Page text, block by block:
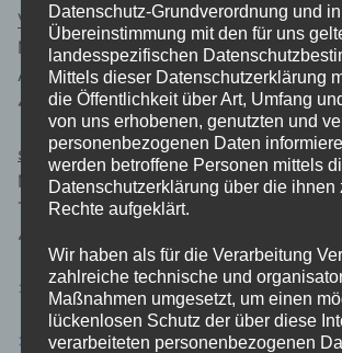
Vorstandsvorsitzender:
Michael Vorwerk
An der Ley 4
47665 Sonsbeck
stellv. Vorstandsvorsitzender:
Manfred Hegmann
Taubenweg 4
47665 Sonsbeck
> E-Mail an uns <
> Presseanfrage <
Datenschutz-Grundverordnung und in
Übereinstimmung mit den für uns
landesspezifischen
Mittels dieser Datenschutzerklärung
die Öffentlichkeit über Art, Umfang
von uns erhobenen, genutzten und
personenbezogenen Daten
werden betroffene Personen mittels
Datenschutzerklärung über die ihnen
Rechte aufgeklärt.
Wir haben als für die Verarbeitung
zahlreiche technische und
Maßnahmen umgesetzt, um einen
lückenlosen Schutz der über diese
verarbeiteten personenbezogenen